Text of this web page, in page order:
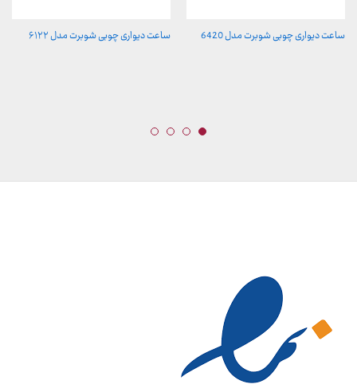
ساعت دیواری چوبی شوبرت مدل 6420 ساعت دیواری چوبی شوبرت مدل ۶۱۲۲